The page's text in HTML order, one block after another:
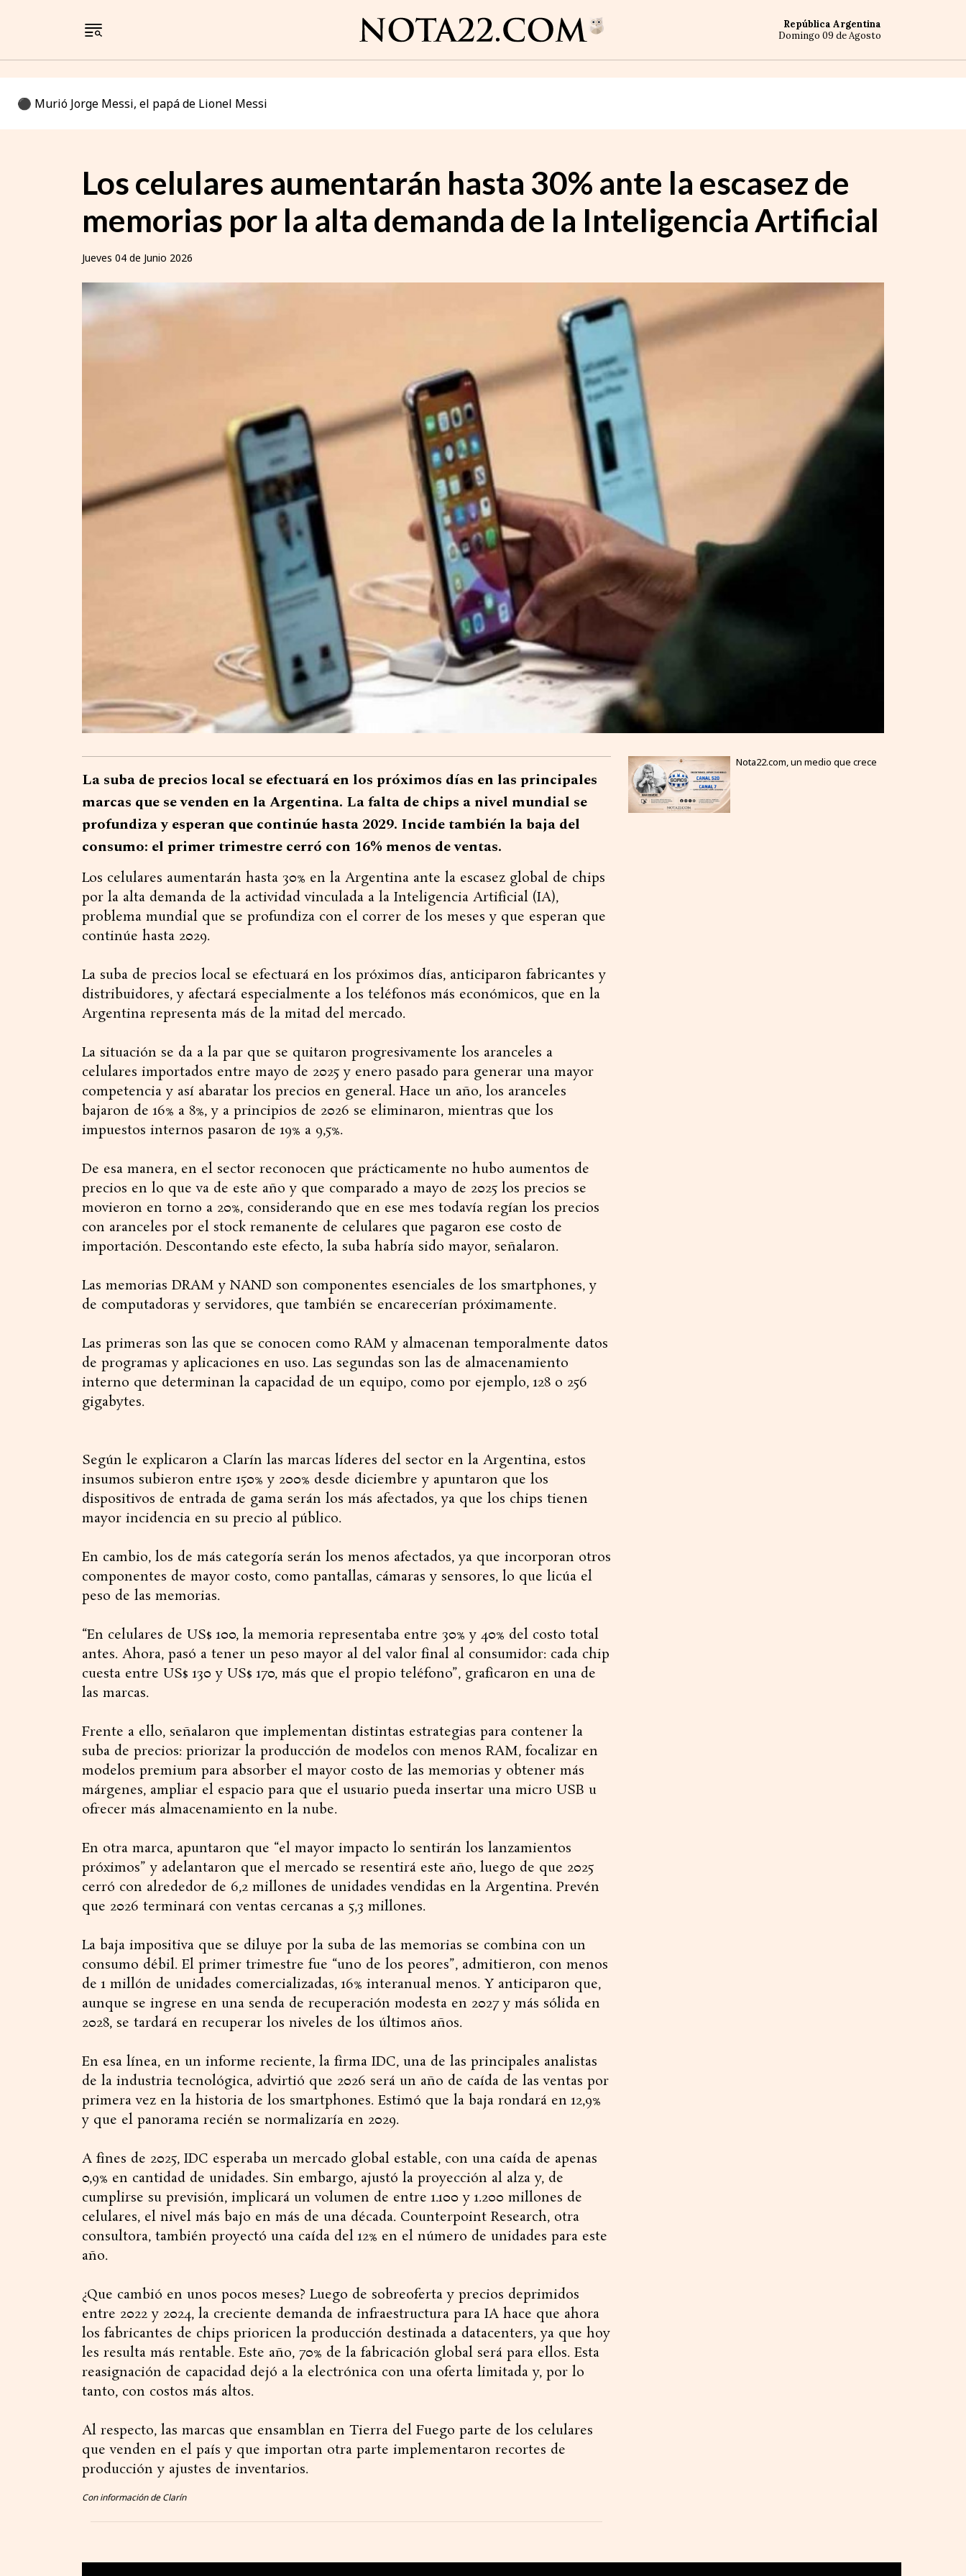
República Argentina
Domingo 09 de Agosto
⚫️ Murió Jorge Messi, el papá de Lionel Messi
Los celulares aumentarán hasta 30% ante la escasez de
memorias por la alta demanda de la Inteligencia Artificial
Jueves 04 de Junio 2026
La suba de precios local se efectuará en los próximos días en las principales
marcas que se venden en la Argentina. La falta de chips a nivel mundial se
profundiza y esperan que continúe hasta 2029. Incide también la baja del
consumo: el primer trimestre cerró con 16% menos de ventas.
Los celulares aumentarán hasta 30% en la Argentina ante la escasez global de chips
por la alta demanda de la actividad vinculada a la Inteligencia Artificial (IA),
problema mundial que se profundiza con el correr de los meses y que esperan que
continúe hasta 2029.
La suba de precios local se efectuará en los próximos días, anticiparon fabricantes y
distribuidores, y afectará especialmente a los teléfonos más económicos, que en la
Argentina representa más de la mitad del mercado.
La situación se da a la par que se quitaron progresivamente los aranceles a
celulares importados entre mayo de 2025 y enero pasado para generar una mayor
competencia y así abaratar los precios en general. Hace un año, los aranceles
bajaron de 16% a 8%, y a principios de 2026 se eliminaron, mientras que los
impuestos internos pasaron de 19% a 9,5%.
De esa manera, en el sector reconocen que prácticamente no hubo aumentos de
precios en lo que va de este año y que comparado a mayo de 2025 los precios se
movieron en torno a 20%, considerando que en ese mes todavía regían los precios
con aranceles por el stock remanente de celulares que pagaron ese costo de
importación. Descontando este efecto, la suba habría sido mayor, señalaron.
Las memorias DRAM y NAND son componentes esenciales de los smartphones, y
de computadoras y servidores, que también se encarecerían próximamente.
Las primeras son las que se conocen como RAM y almacenan temporalmente datos
de programas y aplicaciones en uso. Las segundas son las de almacenamiento
interno que determinan la capacidad de un equipo, como por ejemplo, 128 o 256
gigabytes.
Según le explicaron a Clarín las marcas líderes del sector en la Argentina, estos
insumos subieron entre 150% y 200% desde diciembre y apuntaron que los
dispositivos de entrada de gama serán los más afectados, ya que los chips tienen
mayor incidencia en su precio al público.
En cambio, los de más categoría serán los menos afectados, ya que incorporan otros
componentes de mayor costo, como pantallas, cámaras y sensores, lo que licúa el
peso de las memorias.
“En celulares de US$ 100, la memoria representaba entre 30% y 40% del costo total
antes. Ahora, pasó a tener un peso mayor al del valor final al consumidor: cada chip
cuesta entre US$ 130 y US$ 170, más que el propio teléfono”, graficaron en una de
las marcas.
Frente a ello, señalaron que implementan distintas estrategias para contener la
suba de precios: priorizar la producción de modelos con menos RAM, focalizar en
modelos premium para absorber el mayor costo de las memorias y obtener más
márgenes, ampliar el espacio para que el usuario pueda insertar una micro USB u
ofrecer más almacenamiento en la nube.
En otra marca, apuntaron que “el mayor impacto lo sentirán los lanzamientos
próximos” y adelantaron que el mercado se resentirá este año, luego de que 2025
cerró con alrededor de 6,2 millones de unidades vendidas en la Argentina. Prevén
que 2026 terminará con ventas cercanas a 5,3 millones.
La baja impositiva que se diluye por la suba de las memorias se combina con un
consumo débil. El primer trimestre fue “uno de los peores”, admitieron, con menos
de 1 millón de unidades comercializadas, 16% interanual menos. Y anticiparon que,
aunque se ingrese en una senda de recuperación modesta en 2027 y más sólida en
2028, se tardará en recuperar los niveles de los últimos años.
En esa línea, en un informe reciente, la firma IDC, una de las principales analistas
de la industria tecnológica, advirtió que 2026 será un año de caída de las ventas por
primera vez en la historia de los smartphones. Estimó que la baja rondará en 12,9%
y que el panorama recién se normalizaría en 2029.
A fines de 2025, IDC esperaba un mercado global estable, con una caída de apenas
0,9% en cantidad de unidades. Sin embargo, ajustó la proyección al alza y, de
cumplirse su previsión, implicará un volumen de entre 1.100 y 1.200 millones de
celulares, el nivel más bajo en más de una década. Counterpoint Research, otra
consultora, también proyectó una caída del 12% en el número de unidades para este
año.
¿Que cambió en unos pocos meses? Luego de sobreoferta y precios deprimidos
entre 2022 y 2024, la creciente demanda de infraestructura para IA hace que ahora
los fabricantes de chips prioricen la producción destinada a datacenters, ya que hoy
les resulta más rentable. Este año, 70% de la fabricación global será para ellos. Esta
reasignación de capacidad dejó a la electrónica con una oferta limitada y, por lo
tanto, con costos más altos.
Al respecto, las marcas que ensamblan en Tierra del Fuego parte de los celulares
que venden en el país y que importan otra parte implementaron recortes de
producción y ajustes de inventarios.
Con información de Clarín
Nota22.com, un medio que crece